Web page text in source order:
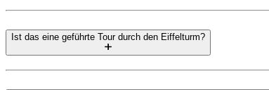
Ist das eine geführte Tour durch den Eiffelturm?